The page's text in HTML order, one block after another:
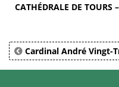
CATHÉDRALE DE TOURS
Cardinal André Vingt-